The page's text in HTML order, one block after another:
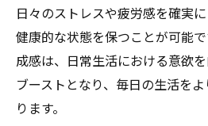
日々のストレスや疲労感を確実
健康的な状態を保つことが可能
成感は、日常生活における意欲
ブーストとなり、毎日の生活を
ります。